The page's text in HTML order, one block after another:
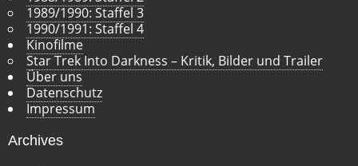
1989/1990: Staffel 3
1990/1991: Staffel 4
Kinofilme
Star Trek Into Darkness – Kritik, Bilder und Trailer
Über uns
Datenschutz
Impressum
Archives